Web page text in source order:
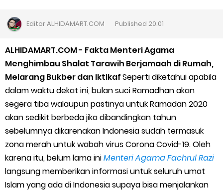
Apa itu Grab Saap? Layanan Antri Online Terbaru Dari Grab
Cara Jitu Mendapat Voucher Gojek Gratis
Cara Ping DNS Server Gojek Gopartner
Cara Mudah Melihat Nomor Shopeepay Sendiri dan Orang Lain
7 Cara Mudah Top Up Grab untuk Driver
5 Versi Map Paling Gacor Untuk Ojek Online
Penyebab dan Cara Memulihkan Akun Gojek Dibekukan
EditorALHIDAMART.COM Published 20.01
ALHIDAMART.COM - Fakta Menteri Agama
Menghimbau Shalat Tarawih Berjamaah di Rumah,
Melarang Bukber dan IktikafSeperti diketahui apabila
dalam waktu dekat ini, bulan suci Ramadhan akan
segera tiba walaupun pastinya untuk Ramadan 2020
akan sedikit berbeda jika dibandingkan tahun
sebelumnya dikarenakan Indonesia sudah termasuk
zona merah untuk wabah virus Corona Covid-19. Oleh
karena itu, belum lama iniMenteri Agama Fachrul Razi
langsung memberikan informasi untuk seluruh umat
Islam yang ada di Indonesia supaya bisa menjalankan